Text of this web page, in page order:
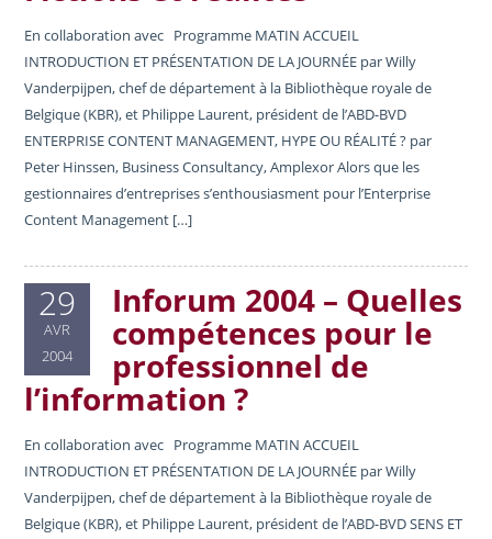
En collaboration avec Programme MATIN ACCUEIL
INTRODUCTION ET PRÉSENTATION DE LA JOURNÉE par Willy
Vanderpijpen, chef de département à la Bibliothèque royale de
Belgique (KBR), et Philippe Laurent, président de l’ABD-BVD
ENTERPRISE CONTENT MANAGEMENT, HYPE OU RÉALITÉ ? par
Peter Hinssen, Business Consultancy, Amplexor Alors que les
gestionnaires d’entreprises s’enthousiasment pour l’Enterprise
Content Management […]
29
AVR
2004
Inforum 2004 – Quelles
compétences pour le
professionnel de
l’information ?
En collaboration avec Programme MATIN ACCUEIL
INTRODUCTION ET PRÉSENTATION DE LA JOURNÉE par Willy
Vanderpijpen, chef de département à la Bibliothèque royale de
Belgique (KBR), et Philippe Laurent, président de l’ABD-BVD SENS ET